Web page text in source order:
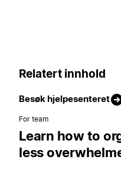
Relatert innhold
Besøk hjelpesenteret
For team
Learn how to
less